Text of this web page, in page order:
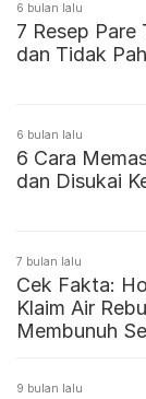
6 bulan lalu
7 Resep Pare
dan Tidak
6 bulan lalu
6 Cara
dan Disukai
7 bulan lalu
Cek Fakta:
Klaim Air
Membunuh
9 bulan lalu